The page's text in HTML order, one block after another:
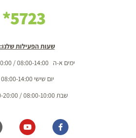
5723*
שעות הפעילות שלנו:
ימים א-ה 08:00-14:00 / 18:00-20:00
יום שישי 08:00-14:00
שבת 08:00-10:00 / 18:00-20:00